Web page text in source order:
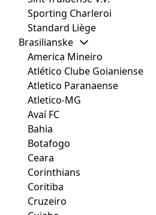
Sporting Charleroi
Standard Liège
Brasilianske
America Mineiro
Atlético Clube Goianiense
Atletico Paranaense
Atletico-MG
Avaí FC
Bahia
Botafogo
Ceara
Corinthians
Coritiba
Cruzeiro